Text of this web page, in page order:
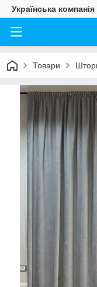
Українська
Товари